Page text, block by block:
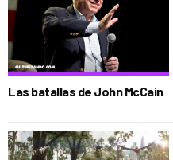
Las batallas de John McCain